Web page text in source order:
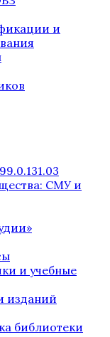
и
СМУ и
и учебные
изданий
библиотеки